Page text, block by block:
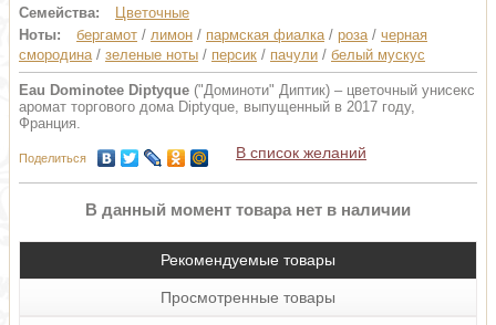
Семейства:
Цветочные
Ноты:
бергамот / лимон / пармская фиалка/ роза/ черная
смородина/ зеленые ноты / персик / пачули / белый мускус
Eau Dominotee Diptyque ("Доминоти" Диптик) – цветочный унисекс
аромат торгового дома Diptyque, выпущенный в 2017 году,
Франция.
Поделиться В список желаний
В данный момент товара нет в наличии
Рекомендуемые товары
Просмотренные товары